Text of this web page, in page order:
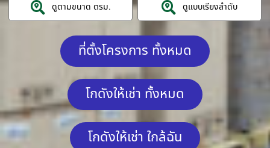
ดูตามขนาด ตรม. ดูแบบเรียงลำดับ
ที่ตั้งโครงการ ทั้งหมด
โกดังให้เช่า ทั้งหมด
โกดังให้เช่า ใกล้ฉัน